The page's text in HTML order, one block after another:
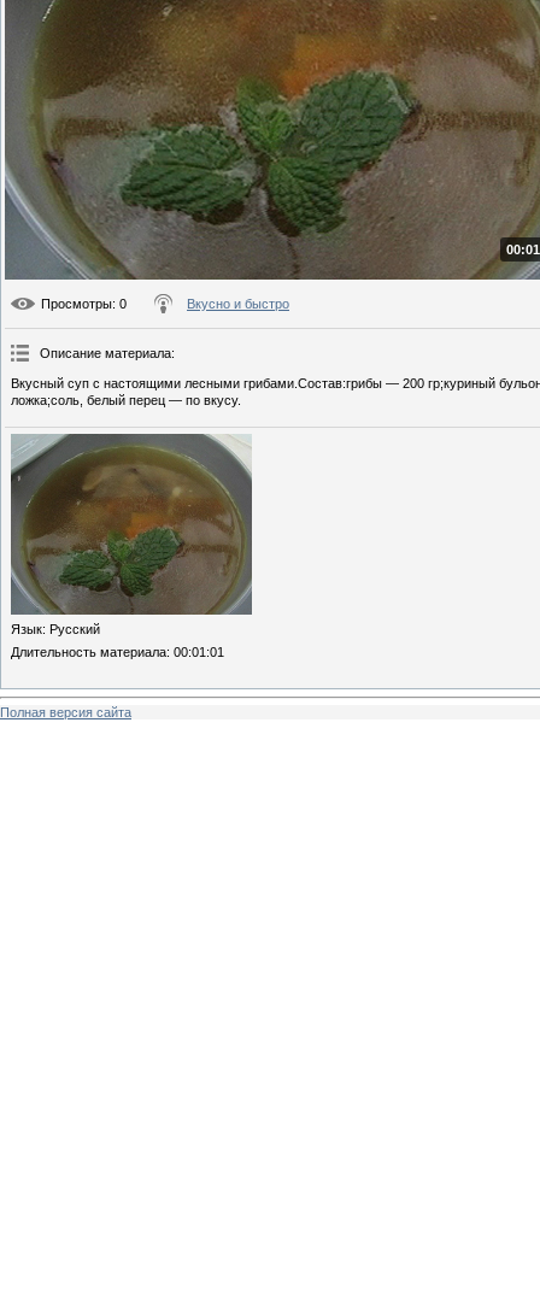
Просмотры: 0 Вкусно и быстро
Описание материала:
Вкусный суп с настоящими лесными грибами.Состав:грибы — 200 гр;куриный
ложка;соль, белый перец — по вкусу.
Язык: Русский
Длительность материала: 00:01:01
Полная версия сайта